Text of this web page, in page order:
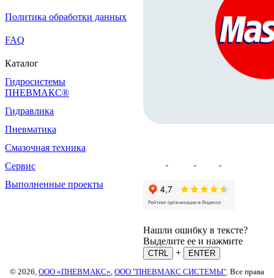
Политика обработки данных
FAQ
Каталог
Гидросистемы
ПНЕВМАКС®
Гидравлика
Пневматика
Смазочная техника
Сервис
Выполненные проекты
Нашли ошибку в тексте?
Выделите ее и нажмите
CTRL +
ENTER
© 2026, ООО «ПНЕВМАКС», ООО "ПНЕВМАКС СИСТЕМЫ". Все права